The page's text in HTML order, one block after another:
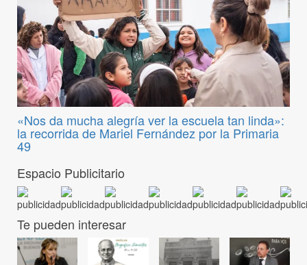
«Nos da mucha alegría ver la escuela tan linda»:
la recorrida de Mariel Fernández por la Primaria
49
Espacio Publicitario
Te pueden interesar